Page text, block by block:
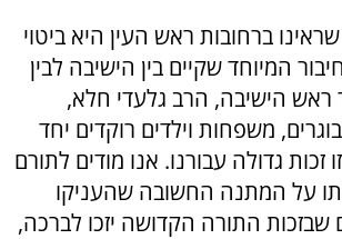
ברחובות ראש העין היא ביטוי
המיוחד שקיים בין הישיבה לבין
ראש הישיבה, הרב גלעדי חלא,
משפחות וילדים רוקדים יחד
זכות גדולה עבורנו. אנו מודים לתורם
על המתנה החשובה שהעניקו
שבזכות התורה הקדושה יזכו לברכה,